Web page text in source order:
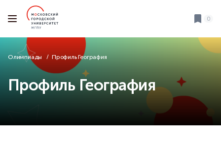
0
Олимпиады Профиль География
Профиль География